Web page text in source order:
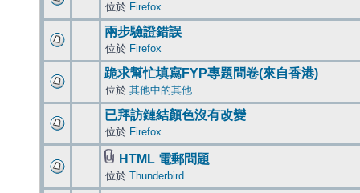
位於 Firefox
兩步驗證錯誤
位於 Firefox
跪求幫忙填寫FYP專題問卷(來自香港)
位於 其他中的其他
已拜訪鏈結顏色沒有改變
位於 Firefox
HTML 電郵問題
位於 Thunderbird